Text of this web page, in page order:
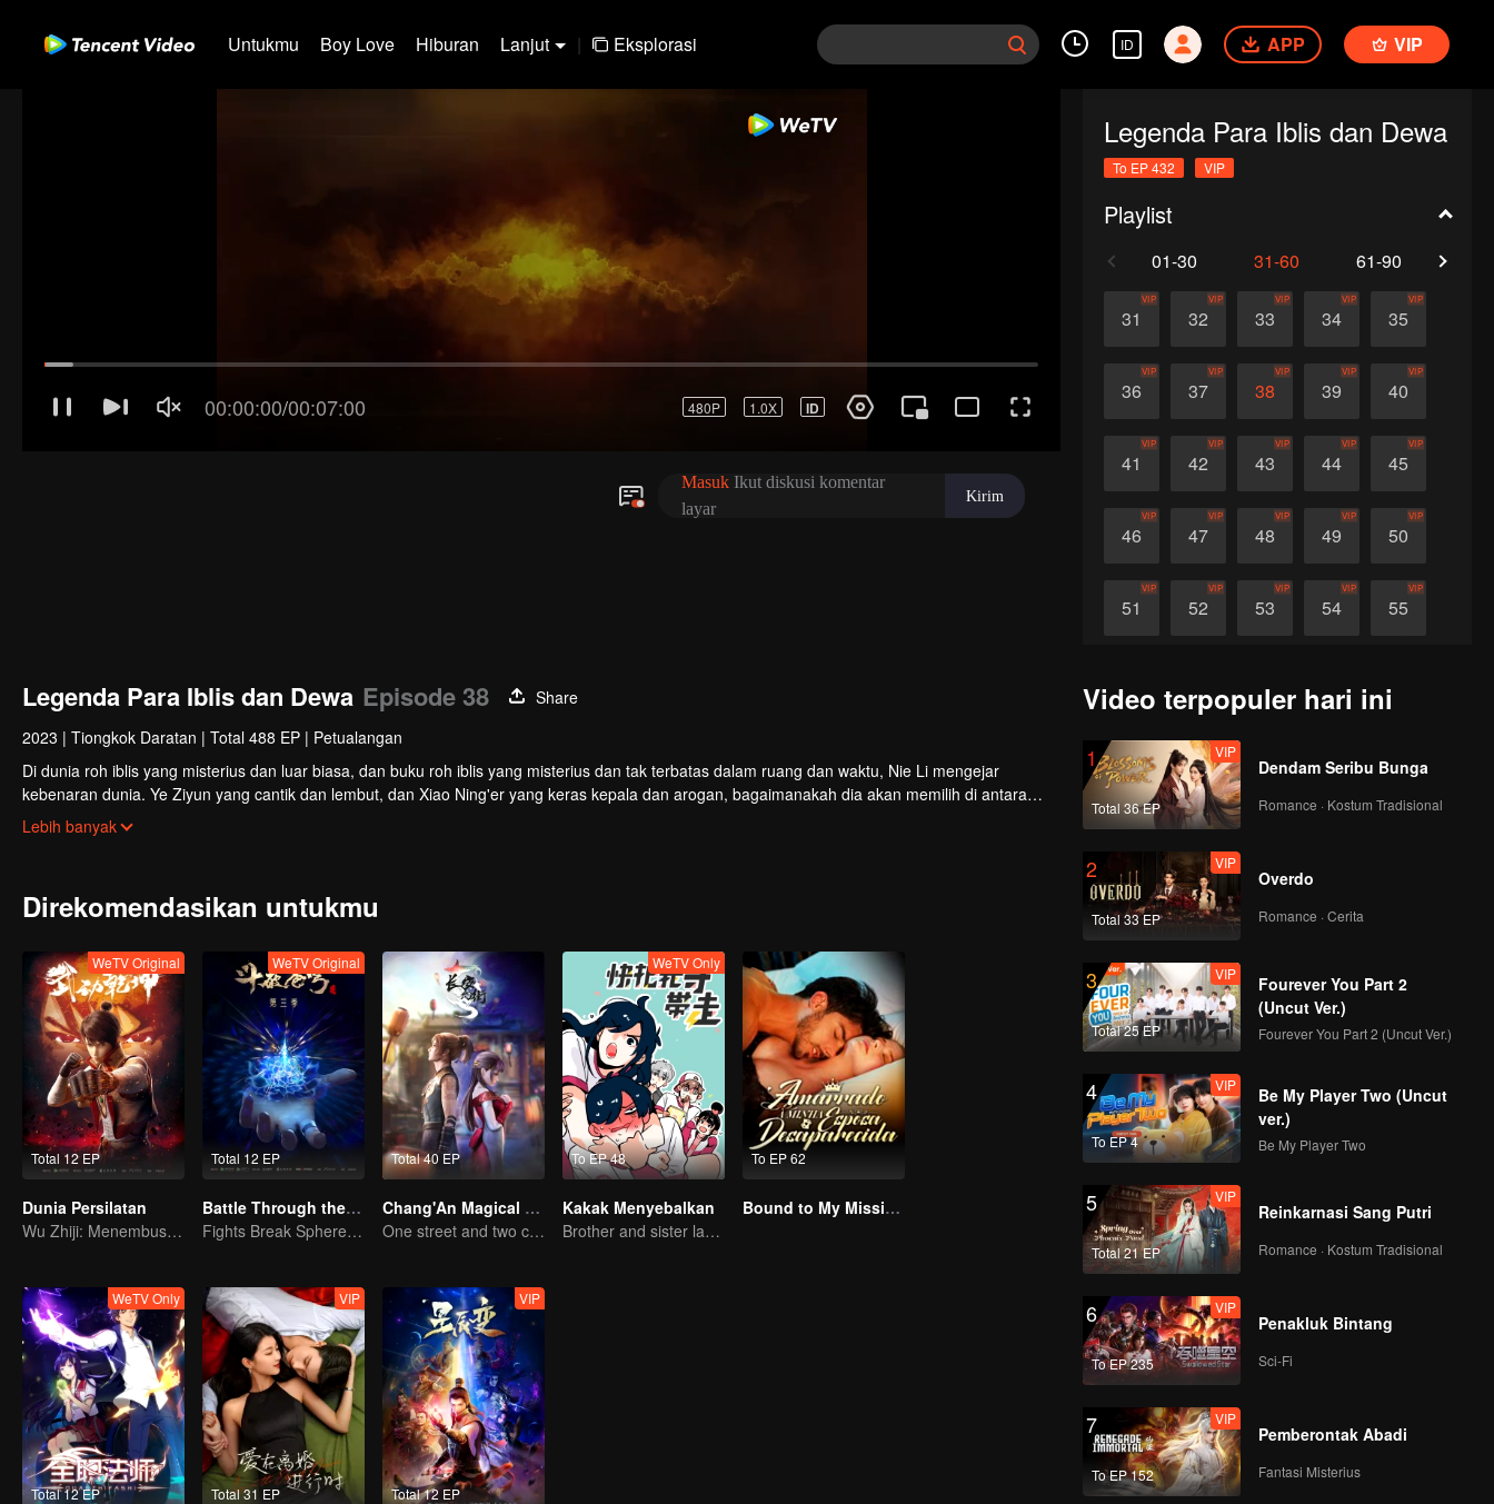
Untukmu Boy Love Hiburan Lanjut | Eksplorasi ID APP VIP
Legenda Para Iblis dan Dewa
To EP 432 VIP
Playlist
01-30 31-60 61-90
31
VIP
32
VIP
33
VIP
34
VIP
35
VIP
36
VIP
37
VIP
38
VIP
39
VIP
40
VIP
41
VIP
42
VIP
43
VIP
44
VIP
45
VIP
46
VIP
47
VIP
48
VIP
49
VIP
50
VIP
51
VIP
52
VIP
53
VIP
54
VIP
55
VIP
Legenda Para Iblis dan Dewa Episode 38
Share
2023 | Tiongkok Daratan | Total 488 EP | Petualangan
Di dunia roh iblis yang misterius dan luar biasa, dan buku roh iblis yang misterius dan tak terbatas dalam ruang dan waktu, Nie Li mengejar
kebenaran dunia. Ye Ziyun yang cantik dan lembut, dan Xiao Ning'er yang keras kepala dan arogan, bagaimanakah dia akan memilih di antara
kedua gadis tersebut? Ada juga sahabat seperjuangan yang berbagi suka dan duka, melatih keterampilan terkuat dan kekuatan roh iblis terkuat
bersama, dan menginjakkan kaki di puncak seni bela diri. Aku, Nie Li, harus menjadi spiritualis iblis terkuat!
Lebih banyak
Direkomendasikan untukmu
Total 12 EP
WeTV Original
Dunia Persilatan
Wu Zhiji: Menembus Langit, Mengguncang Bumi
Total 12 EP
WeTV Original
Battle Through the Heavens S3
Fights Break Sphere S3
Total 40 EP
Chang'An Magical Street
One street and two circles, alternating day and night.
To EP 48
WeTV Only
Kakak Menyebalkan
Brother and sister laugh so hard everyday.
To EP 62
Bound to My Missing Wife
Total 12 EP
WeTV Only
Total 31 EP
VIP
Total 12 EP
VIP
Video terpopuler hari ini
1
Total 36 EP
VIP
Dendam Seribu Bunga
Romance · Kostum Tradisional
2
Total 33 EP
VIP
Overdo
Romance · Cerita
3
Total 25 EP
VIP
Fourever You Part 2
(Uncut Ver.)
Fourever You Part 2 (Uncut Ver.)
4
To EP 4
VIP
Be My Player Two (Uncut
ver.)
Be My Player Two
5
Total 21 EP
VIP
Reinkarnasi Sang Putri
Romance · Kostum Tradisional
6
To EP 235
VIP
Penakluk Bintang
Sci-Fi
7
To EP 152
VIP
Pemberontak Abadi
Fantasi Misterius